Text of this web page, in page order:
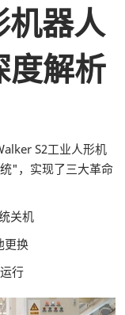
器人
度解析
S2工业人形机
"，实现了三大革命
关机
更换
行